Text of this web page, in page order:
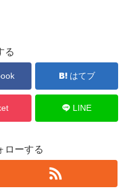
る
はてブ
LINE
ローする